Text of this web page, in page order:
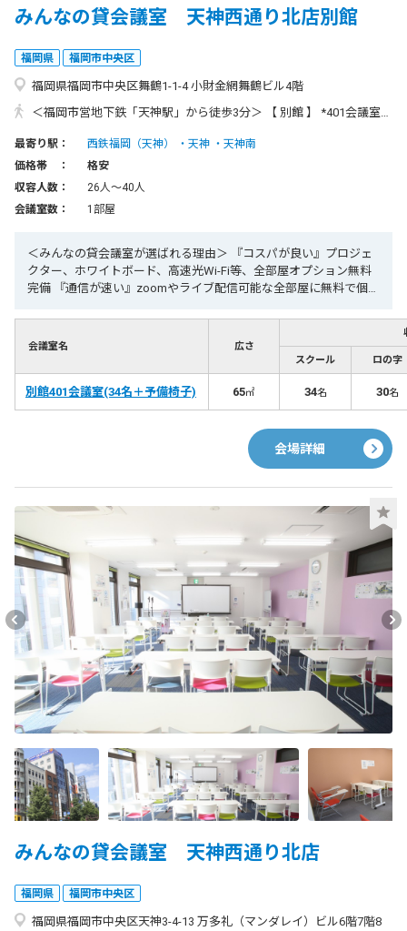
みんなの貸会議室 天神西通り北店別館
福岡県 福岡市中央区
福岡県福岡市中央区舞鶴1-1-4 小財金網舞鶴ビル4階
＜福岡市営地下鉄「天神駅」から徒歩3分＞ 【 別館 】 *401会議室のみ 〒810-0073 福岡県福岡市中央区舞鶴1丁目1-4小財金網舞鶴ビル4階 [本館の目の前にあります] ・電車でお越しの場合 地下鉄空港線「天神駅」1番出口より徒歩3分 または西鉄天神大牟田線「福岡(天神)駅」北口より徒歩5分 ・新幹線「博多駅」からお越しの場合 「博多駅」より、地下鉄空港線利用で「天神駅」まで約5分 ・福岡空港からお越しの場合 「福岡空港駅」より、地下鉄空港線利用で「天神駅」まで約10分
最寄り駅： 西鉄福岡（天神） 天神
天神南
価格帯 ：
格安
収容人数：
26人〜40人
会議室数：
1部屋
＜みんなの貸会議室が選ばれる理由＞ 『コスパが良い』プロジェ
クター、ホワイトボード、高速光Wi-Fi等、全部屋オプション無料
完備 『通信が速い』zoomやライブ配信可能な全部屋に無料で個別
WEB予約で今すぐ使えます 『集まりやすい』博多駅・天神駅徒歩
圏内、飛行機、新幹線、地下鉄、JR、西鉄で集まりやすい 【リピ
ート率90%超】 ★天神駅3分 ★24時間利用可能！最短1分後から利
用可能 ★高速光Wi-Fiやプロジェクター等全て無料 みんなの貸会議
室『天神西通り北店別館』は、福岡市の天神駅すぐの２４時間営
業、プロジェクターなどオプション無料で定員34人+予備椅子6で
最大40名利用できます。高速光通信完備で会議、セミナー、研
修、説明会、各種イベントなど、幅広い用途でご利用いただいて
会議室名 広さ
スクール ロの字
別館401会議室(34名＋予備椅子) 65㎡ 34名 30名
会場詳細
みんなの貸会議室 天神西通り北店
福岡県 福岡市中央区
福岡県福岡市中央区天神3-4-13 万多礼（マンダレイ）ビル6階7階8